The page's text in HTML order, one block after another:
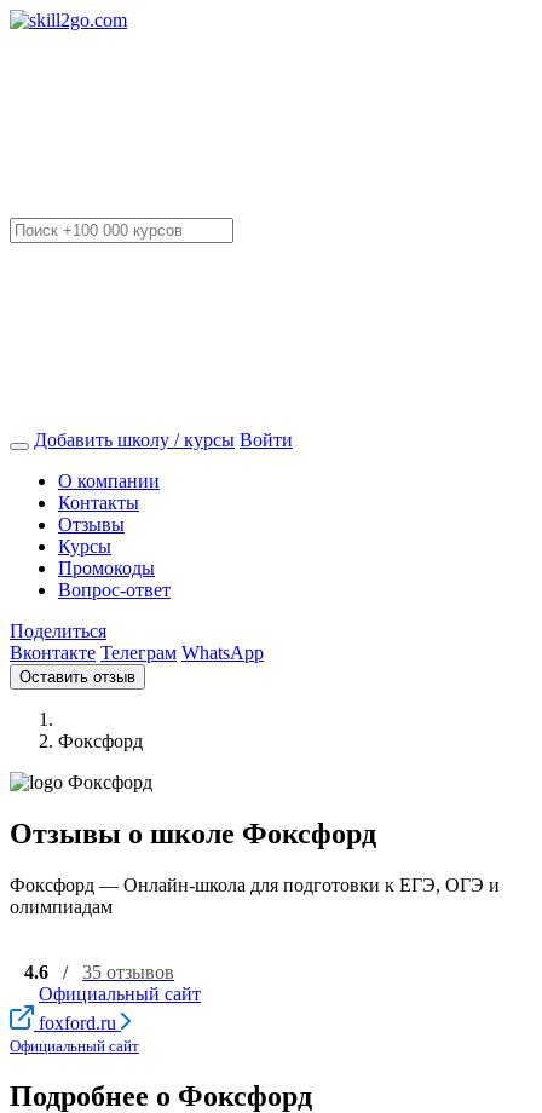
Добавить школу / курсы Войти
О компании
Контакты
Отзывы
Курсы
Промокоды
Вопрос-ответ
Поделиться
Вконтакте Телеграм WhatsApp
Оставить отзыв
Фоксфорд
Отзывы о школе Фоксфорд
Фоксфорд — Онлайн-школа для подготовки к ЕГЭ, ОГЭ и
олимпиадам
4.6 / 35 отзывов
Официальный сайт
foxford.ru
Официальный сайт
Подробнее о Фоксфорд